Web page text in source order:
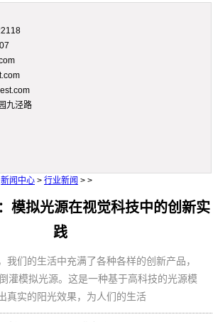
九泾路
新闻中心 > 行业新闻 > >
模拟光源在视觉科技中的创新实
践
我们的生活中充满了各种各样的创新产品，
灌模拟光源。这是一种基于高科技的光源模
真实的阳光效果，为人们的生活